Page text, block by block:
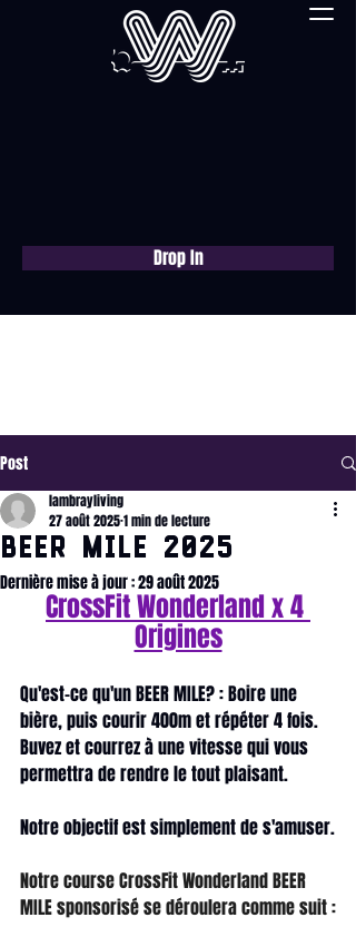
Drop In
Post
BEER Mile 2025
lambrayliving
27 août 20251 min de lecture
Dernière mise à jour :29 août 2025
CrossFit Wonderland x 4
Origines
Qu'est-ce qu'un BEER MILE? : Boire une
bière, puis courir 400m et répéter 4 fois.
Buvez et courrez à une vitesse qui vous
permettra de rendre le tout plaisant.
Notre objectif est simplement de s'amuser.
Notre course CrossFit Wonderland BEER
MILE sponsorisé se déroulera comme suit :